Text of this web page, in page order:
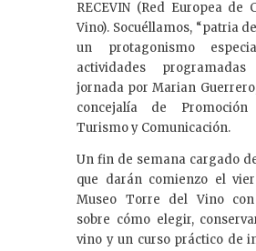
RECEVIN (Red Europea de
Vino). Socuéllamos, “patria
un protagonismo
actividades
jornada por Marian
concejalía de Promoción
Turismo y Comunicación.
Un fin de semana cargado
que darán comienzo el
Museo Torre del Vino
sobre cómo elegir,
vino y un curso práctico de